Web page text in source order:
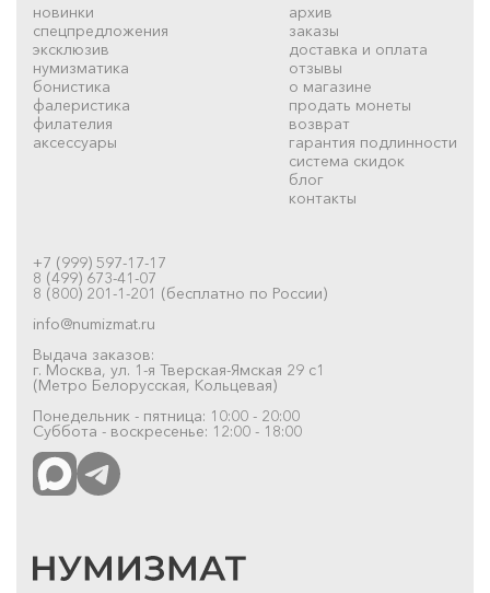
новинки
спецпредложения
эксклюзив
нумизматика
бонистика
фалеристика
филателия
аксессуары
архив
заказы
доставка и оплата
отзывы
о магазине
продать монеты
возврат
гарантия подлинности
система скидок
блог
контакты
+7 (999) 597-17-17
8 (499) 673-41-07
8 (800) 201-1-201 (бесплатно по России)
info@numizmat.ru
Выдача заказов:
г. Москва, ул. 1-я Тверская-Ямская 29 с1
(Метро Белорусская, Кольцевая)
Понедельник - пятница: 10:00 - 20:00
Суббота - воскресенье: 12:00 - 18:00